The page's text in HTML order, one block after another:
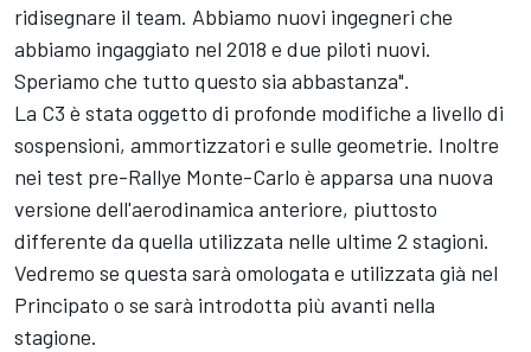
ridisegnare il team. Abbiamo nuovi ingegneri che
abbiamo ingaggiato nel 2018 e due piloti nuovi.
Speriamo che tutto questo sia abbastanza".
La C3 è stata oggetto di profonde modifiche a livello di
sospensioni, ammortizzatori e sulle geometrie. Inoltre
nei test pre-Rallye Monte-Carlo è apparsa una nuova
versione dell'aerodinamica anteriore, piuttosto
differente da quella utilizzata nelle ultime 2 stagioni.
Vedremo se questa sarà omologata e utilizzata già nel
Principato o se sarà introdotta più avanti nella
stagione.